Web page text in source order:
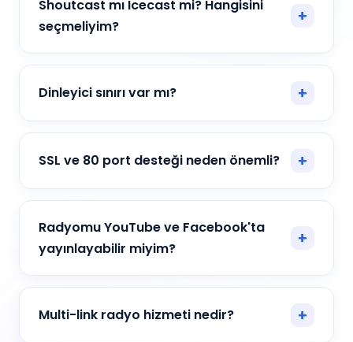
Shoutcast mı Icecast mi? Hangisini
seçmeliyim?
Dinleyici sınırı var mı?
SSL ve 80 port desteği neden önemli?
Radyomu YouTube ve Facebook'ta
yayınlayabilir miyim?
Multi-link radyo hizmeti nedir?